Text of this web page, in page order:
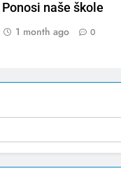
Ponosi naše škole
1 month ago
0